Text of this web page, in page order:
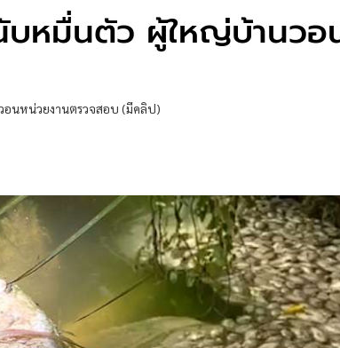
หมื่นตัว ผู้ใหญ่บ้านวอ
นหน่วยงานตรวจสอบ (มีคลิป)